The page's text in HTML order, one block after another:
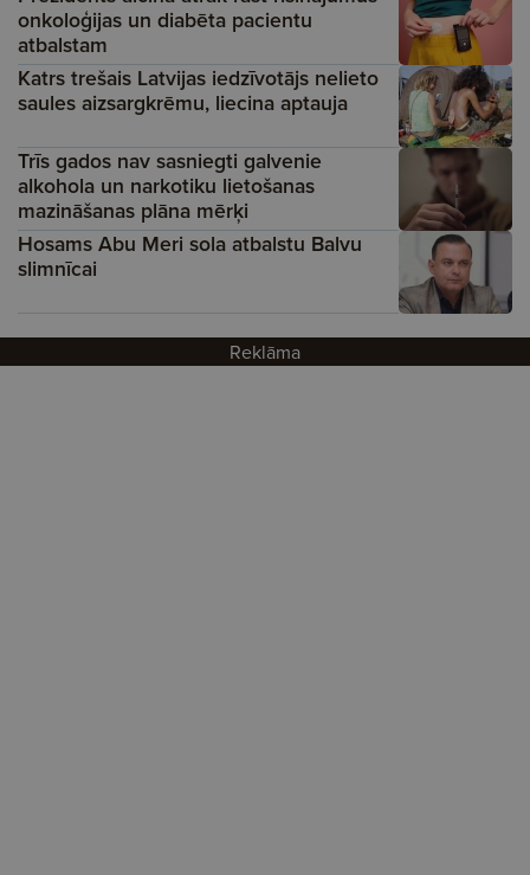
onkoloģijas un diabēta pacientu
atbalstam
Katrs trešais Latvijas iedzīvotājs nelieto
saules aizsargkrēmu, liecina aptauja
Trīs gados nav sasniegti galvenie
alkohola un narkotiku lietošanas
mazināšanas plāna mērķi
Hosams Abu Meri sola atbalstu Balvu
slimnīcai
Reklāma